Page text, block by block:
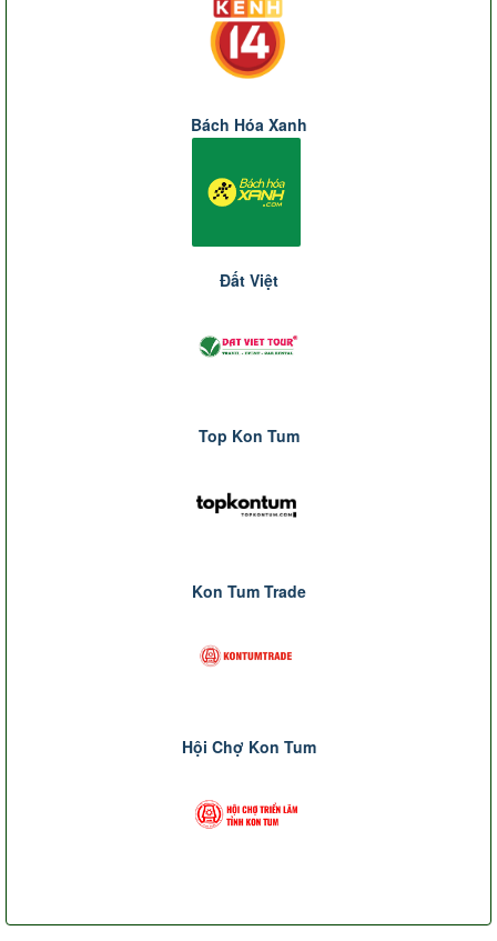
Bách Hóa Xanh
Đất Việt
Top Kon Tum
Kon Tum Trade
Hội Chợ Kon Tum